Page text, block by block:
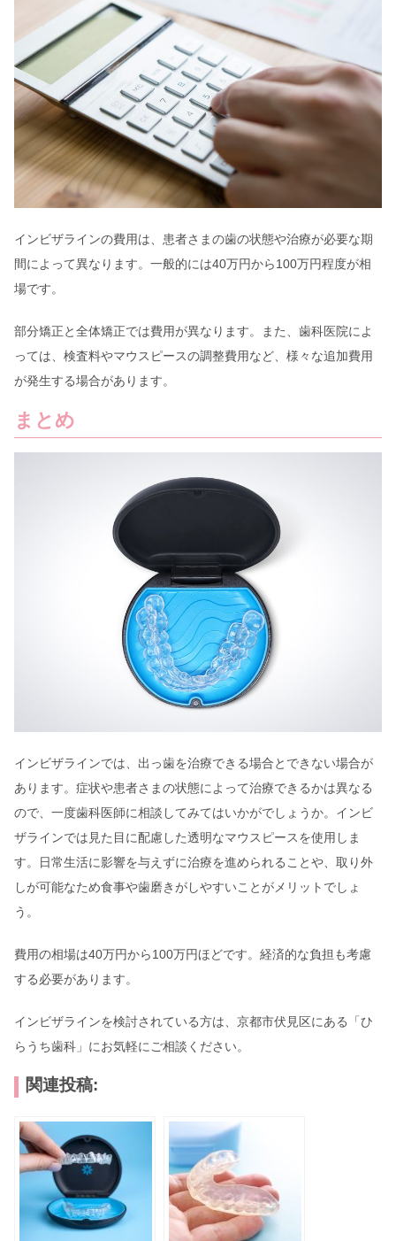
インビザラインの費用は、患者さまの歯の状態や治療が必要な期
間によって異なります。一般的には40万円から100万円程度が相
場です。
部分矯正と全体矯正では費用が異なります。また、歯科医院によ
っては、検査料やマウスピースの調整費用など、様々な追加費用
が発生する場合があります。
まとめ
インビザラインでは、出っ歯を治療できる場合とできない場合が
あります。症状や患者さまの状態によって治療できるかは異なる
ので、一度歯科医師に相談してみてはいかがでしょうか。インビ
ザラインでは見た目に配慮した透明なマウスピースを使用しま
す。日常生活に影響を与えずに治療を進められることや、取り外
しが可能なため食事や歯磨きがしやすいことがメリットでしょ
う。
費用の相場は40万円から100万円ほどです。経済的な負担も考慮
する必要があります。
インビザラインを検討されている方は、京都市伏見区にある「ひ
らうち歯科」にお気軽にご相談ください。
関連投稿: